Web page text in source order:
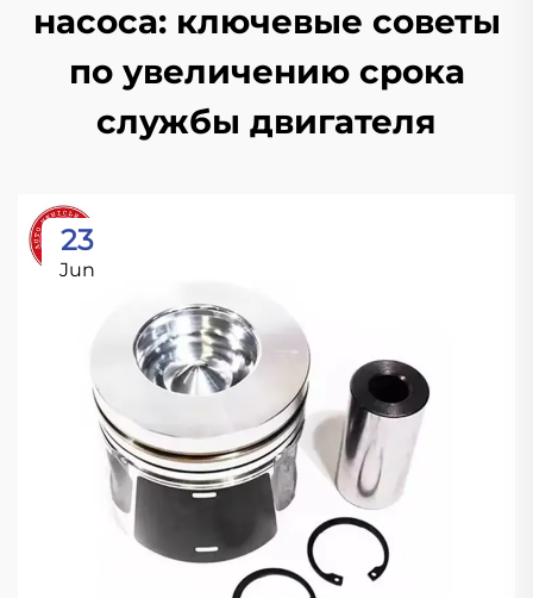
насоса: ключевые советы
по увеличению срока
службы двигателя
23
Jun